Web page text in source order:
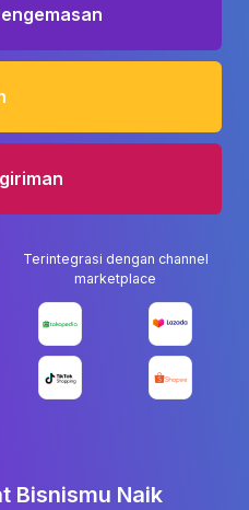
Terintegrasi dengan channel
marketplace
Bisnismu Naik